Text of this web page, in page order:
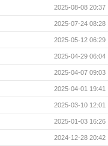
2025-08-08 20:37
2025-07-24 08:28
2025-05-12 06:29
2025-04-29 06:04
2025-04-07 09:03
2025-04-01 19:41
2025-03-10 12:01
2025-01-03 16:26
2024-12-28 20:42